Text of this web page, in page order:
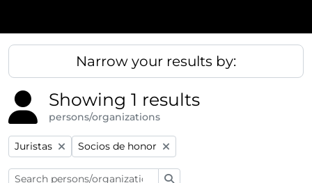
Narrow your results by:
Showing 1 results
persons/organizations
Remove filter:
Juristas Remove filter:
Socios de honor